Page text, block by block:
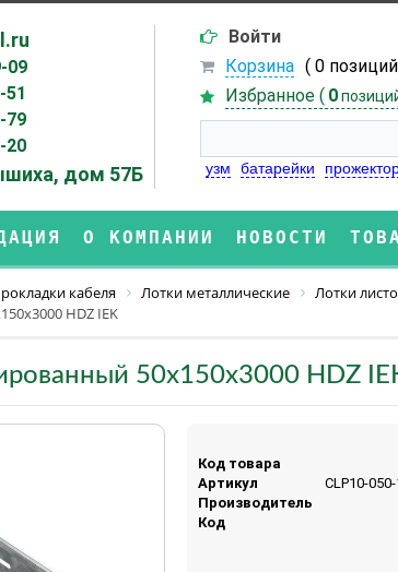
09
51
79
20
дом 57Б
Войти
Корзина ( 0
Избранное ( 0
узм батарейки
О КОМПАНИИ НОВОСТИ
кабеля Лотки металлические
Лотки
HDZ IEK
50х150х3000 HDZ
Код товара
Артикул
CLP10-
Производитель
Код